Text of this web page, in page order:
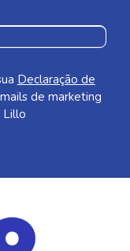
Declaração de
de marketing
Lillo